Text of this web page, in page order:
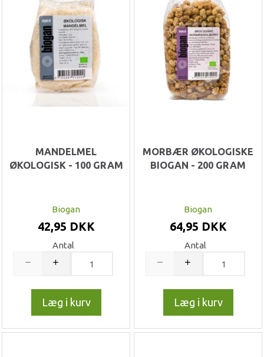
MANDELMEL
ØKOLOGISK - 100 GRAM
Biogan
42,95 DKK
Antal
Læg i kurv
MORBÆR ØKOLOGISKE
BIOGAN - 200 GRAM
Biogan
64,95 DKK
Antal
Læg i kurv